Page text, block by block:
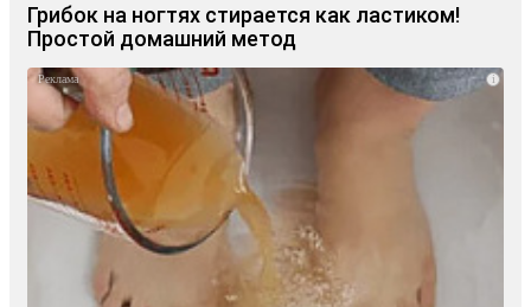
Грибок на ногтях стирается как ластиком!
Простой домашний метод
i